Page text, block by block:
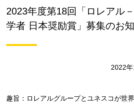
2023年度第18回「ロレアル
学者 日本奨励賞」募集のお
2022年
趣旨：ロレアルグループとユネスコが世